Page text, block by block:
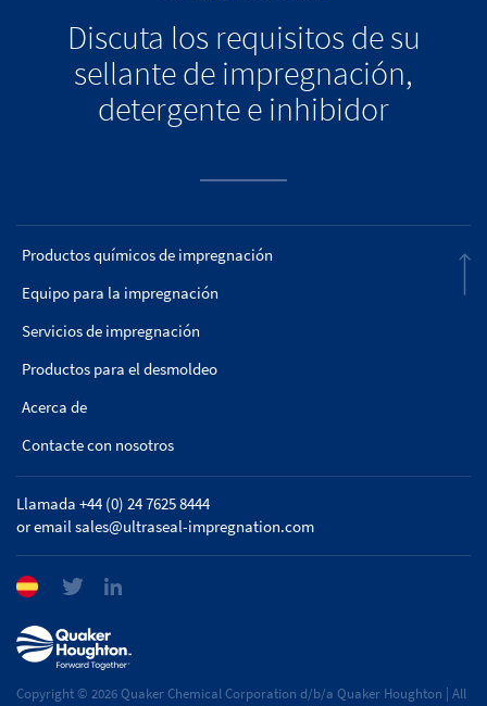
Discuta los requisitos de su
sellante de impregnación,
detergente e inhibidor
Productos químicos de impregnación
Equipo para la impregnación
Servicios de impregnación
Productos para el desmoldeo
Acerca de
Contacte con nosotros
Llamada +44 (0) 24 7625 8444
or emailsales@ultraseal-impregnation.com
Copyright © 2026 Quaker Chemical Corporation d/b/a Quaker Houghton | All